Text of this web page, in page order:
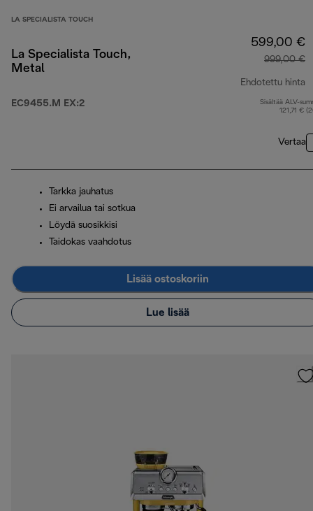
LA SPECIALISTA TOUCH
La Specialista Touch,
Metal
EC9455.M EX:2
599,00 €
999,00 €
Ehdotettu hinta
Sisältää ALV-
121,71 €
Vertaa
Tarkka jauhatus
Ei arvailua tai sotkua
Löydä suosikkisi
Taidokas vaahdotus
Lisää ostoskoriin
Lue lisää